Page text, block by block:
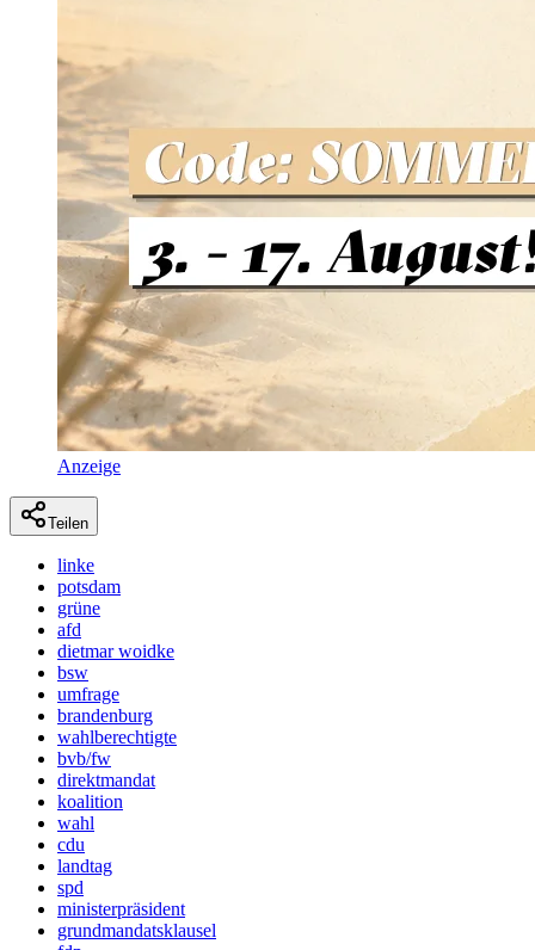
Anzeige
Teilen
linke
potsdam
grüne
afd
dietmar woidke
bsw
umfrage
brandenburg
wahlberechtigte
bvb/fw
direktmandat
koalition
wahl
cdu
landtag
spd
ministerpräsident
grundmandatsklausel